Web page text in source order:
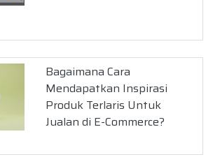
Bagaimana Cara
Mendapatkan Inspirasi
Produk Terlaris Untuk
Jualan di E-Commerce?